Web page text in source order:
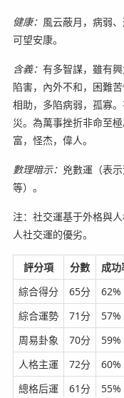
健康： 風云蔽月，病弱
可望安康。
含義： 有多智謀，雖有
陷害，內外不和，困難
相助，多陷病弱，孤寡
災。為萬事挫折非命至
富，怪杰，偉人。
數理暗示： 兇數運（表
等）。
注：社交運基于外格與
人社交運的優劣。
評分項 分數 成功
綜合得分
65分
62%
綜合運勢
71分
57%
周易卦象
70分
59%
人格主運
72分
60%
總格后運
61分 55%